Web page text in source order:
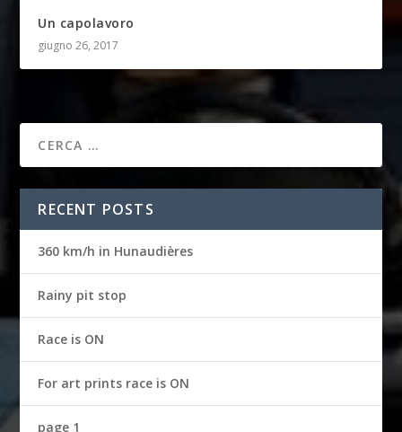
Un capolavoro
giugno 26, 2017
RECENT POSTS
360 km/h in Hunaudières
Rainy pit stop
Race is ON
For art prints race is ON
page 1